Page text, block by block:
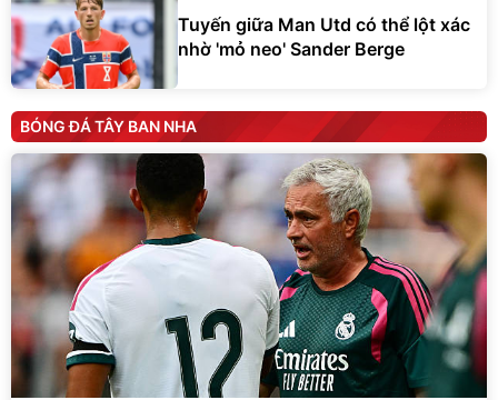
Tuyến giữa Man Utd có thể lột xác
nhờ 'mỏ neo' Sander Berge
BÓNG ĐÁ TÂY BAN NHA